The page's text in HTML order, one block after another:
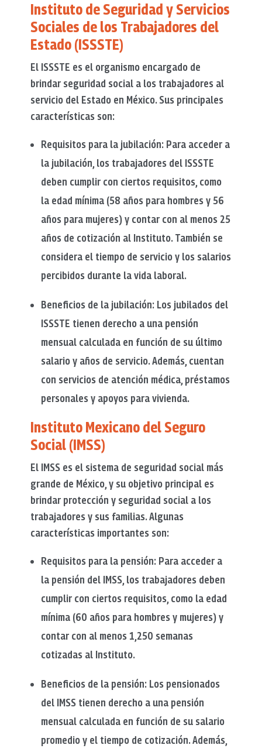
Instituto de Seguridad y Servicios
Sociales de los Trabajadores del
Estado (ISSSTE)
El ISSSTE es el organismo encargado de
brindar seguridad social a los trabajadores al
servicio del Estado en México. Sus principales
características son:
Requisitos para la jubilación: Para acceder a
la jubilación, los trabajadores del ISSSTE
deben cumplir con ciertos requisitos, como
la edad mínima (58 años para hombres y 56
años para mujeres) y contar con al menos 25
años de cotización al Instituto. También se
considera el tiempo de servicio y los salarios
percibidos durante la vida laboral.
Beneficios de la jubilación: Los jubilados del
ISSSTE tienen derecho a una pensión
mensual calculada en función de su último
salario y años de servicio. Además, cuentan
con servicios de atención médica, préstamos
personales y apoyos para vivienda.
Instituto Mexicano del Seguro
Social (IMSS)
El IMSS es el sistema de seguridad social más
grande de México, y su objetivo principal es
brindar protección y seguridad social a los
trabajadores y sus familias. Algunas
características importantes son:
Requisitos para la pensión: Para acceder a
la pensión del IMSS, los trabajadores deben
cumplir con ciertos requisitos, como la edad
mínima (60 años para hombres y mujeres) y
contar con al menos 1,250 semanas
cotizadas al Instituto.
Beneficios de la pensión: Los pensionados
del IMSS tienen derecho a una pensión
mensual calculada en función de su salario
promedio y el tiempo de cotización. Además,